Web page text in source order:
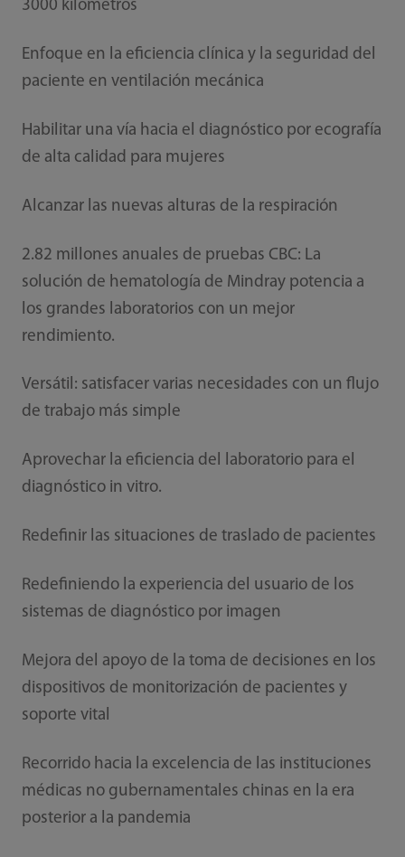
3000 kilómetros
Enfoque en la eficiencia clínica y la seguridad del
paciente en ventilación mecánica
Habilitar una vía hacia el diagnóstico por ecografía
de alta calidad para mujeres
Alcanzar las nuevas alturas de la respiración
2.82 millones anuales de pruebas CBC: La
solución de hematología de Mindray potencia a
los grandes laboratorios con un mejor
rendimiento.
Versátil: satisfacer varias necesidades con un flujo
de trabajo más simple
Aprovechar la eficiencia del laboratorio para el
diagnóstico in vitro.
Redefinir las situaciones de traslado de pacientes
Redefiniendo la experiencia del usuario de los
sistemas de diagnóstico por imagen
Mejora del apoyo de la toma de decisiones en los
dispositivos de monitorización de pacientes y
soporte vital
Recorrido hacia la excelencia de las instituciones
médicas no gubernamentales chinas en la era
posterior a la pandemia